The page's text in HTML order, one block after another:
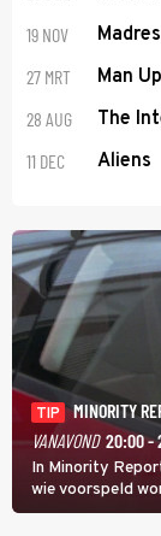
19 NOV
27 MRT Man Up
28 AUG The
11 DEC Aliens
TIP
MINORITY
VANAVOND 20:00 -
In Minority
wie voorspeld